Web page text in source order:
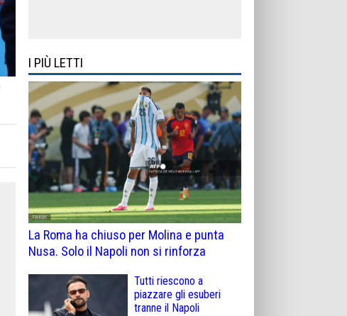
I PIÙ LETTI
La Roma ha chiuso per Molina e punta
Nusa. Solo il Napoli non si rinforza
Tutti riescono a
piazzare gli esuberi
tranne il Napoli